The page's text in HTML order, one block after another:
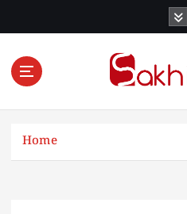
Online News
Home